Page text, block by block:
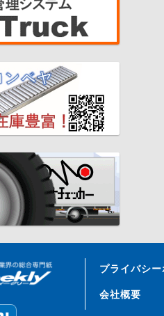
プライバシ
会社概要